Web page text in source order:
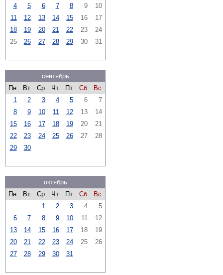
4
5 6 7 8 9
10
11
12 13 14 15 16
17
18
19 20 21 22 23
24
25
26 27 28 29 30 31
сентябрь
Пн
Вт Ср Чт Пт Сб
Вс
1
2 3 4 5 6
7
8
9 10 11 12 13
14
15
16 17 18 19 20
21
22
23 24 25 26 27
28
29
30
октябрь
Пн
Вт Ср Чт Пт Сб
Вс
1
2 3 4
5
6
7 8 9 10 11
12
13
14 15 16 17 18
19
20
21 22 23 24 25
26
27
28 29 30 31